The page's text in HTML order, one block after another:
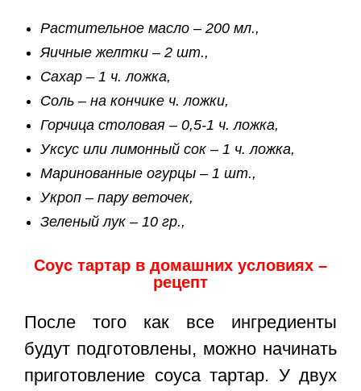
Растительное масло – 200 мл.,
Яичные желтки – 2 шт.,
Сахар – 1 ч. ложка,
Соль – на кончике ч. ложки,
Горчица столовая – 0,5-1 ч. ложка,
Уксус или лимонный сок – 1 ч. ложка,
Маринованные огурцы – 1 шт.,
Укроп – пару веточек,
Зеленый лук – 10 гр.,
Соус тартар в домашних условиях –
рецепт
После того как все ингредиенты
будут подготовлены, можно начинать
приготовление соуса тартар. У двух